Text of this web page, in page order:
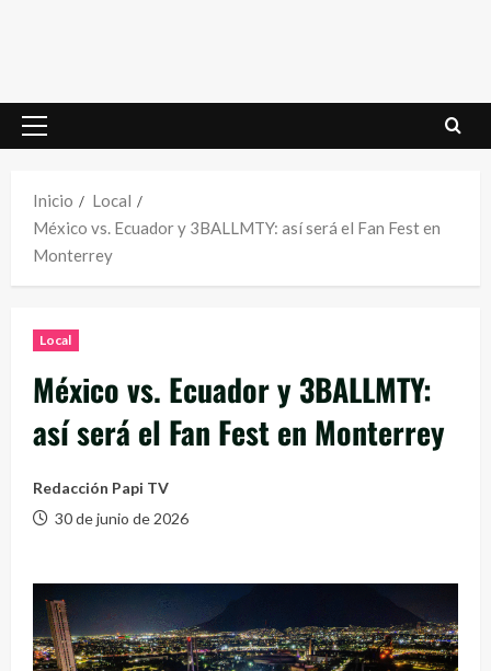
Menú
Inicio
Local
México vs. Ecuador y 3BALLMTY: así será el Fan Fest en
Monterrey
Local
México vs. Ecuador y 3BALLMTY:
así será el Fan Fest en Monterrey
Redacción Papi TV
30 de junio de 2026